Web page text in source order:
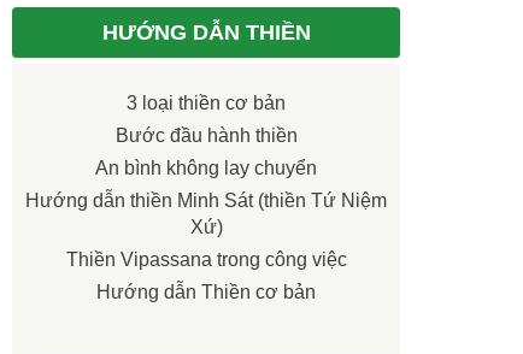
HƯỚNG DẪN THIỀN
3 loại thiền cơ bản
Bước đầu hành thiền
An bình không lay chuyển
Hướng dẫn thiền Minh Sát (thiền Tứ Niệm
Xứ)
Thiền Vipassana trong công việc
Hướng dẫn Thiền cơ bản